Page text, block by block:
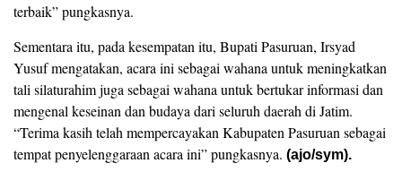
terbaik” pungkasnya.
Sementara itu, pada kesempatan itu, Bupati Pasuruan, Irsyad
Yusuf mengatakan, acara ini sebagai wahana untuk meningkatkan
tali silaturahim juga sebagai wahana untuk bertukar informasi dan
mengenal keseinan dan budaya dari seluruh daerah di Jatim.
“Terima kasih telah mempercayakan Kabupaten Pasuruan sebagai
tempat penyelenggaraan acara ini” pungkasnya. (ajo/sym).